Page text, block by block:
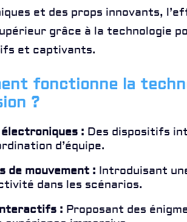
et des props innovants,
grâce à la technologie
et captivants.
fonctionne la
?
: Des dispositifs
d’équipe.
de mouvement : Introduisant
dans les scénarios.
: Proposant des